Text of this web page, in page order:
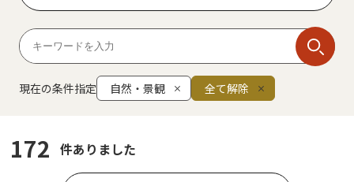
現在の条件指定 自然・景観 全て解除
172 件ありました